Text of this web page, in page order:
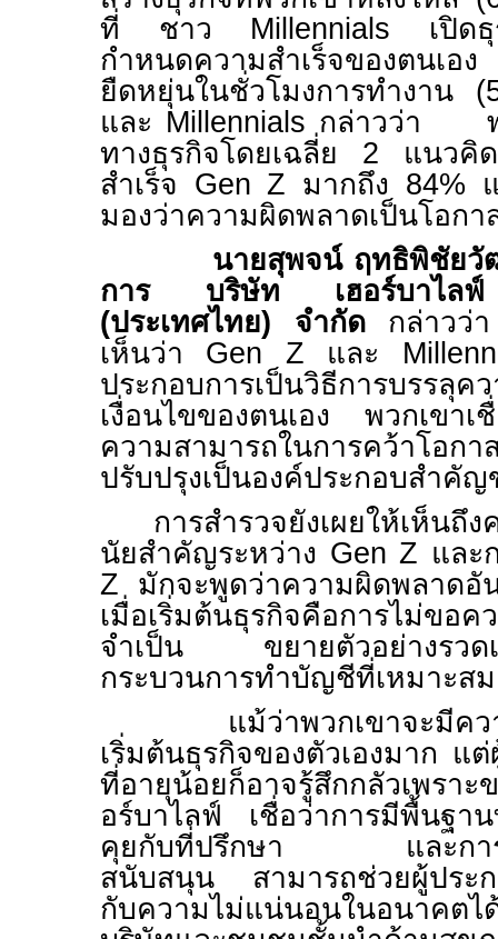
ที่ ชาว Millennials เปิดธุ
กำหนดความสำเร็จของตนเอ
ยืดหยุ่นในชั่วโมงการทำงาน (
และ Millennials กล่าวว่า พ
ทางธุรกิจโดยเฉลี่ย 2 แนวคิด
สำเร็จ Gen Z มากถึง 84%
มองว่าความผิดพลาดเป็นโอกา
นายสุพจน์ ฤทธิพิชัยวั
การ บริษัท เฮอร์บาไลฟ์
(ประเทศไทย)
จำกัด กล่าวว่
เห็นว่า Gen Z และ
ประกอบการเป็นวิธีการบรรลุค
เงื่อนไขของตนเอง พวกเขาเ
ความสามารถในการคว้าโอกา
ปรับปรุงเป็นองค์ประกอบสำคัญ
การสำรวจยังเผยให้เห็นถึ
นัยสำคัญระหว่าง Gen Z และ
Z มักจะพูดว่าความผิดพลาดอั
เมื่อเริ่มต้นธุรกิจคือการไม่ขอค
จำเป็น ขยายตัวอย่างรวดเ
กระบวนการทำบัญชีที่เหมาะสม
แม้ว่าพวกเขาจะมีความ
เริ่มต้นธุรกิจของตัวเองมาก แ
ที่อายุน้อยก็อาจรู้สึกกลัวเพรา
อร์บาไลฟ์ เชื่อว่าการมีพื้นฐา
คุยกับที่ปรึกษา และการอ
สนับสนุน สามารถช่วยผู้ประ
กับความไม่แน่นอนในอนาค